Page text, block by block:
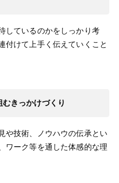
しているのかをしっかり考
付けて上手く伝えていくこと
きっかけづくり
や技術、ノウハウの伝承とい
ワーク等を通した体感的な理